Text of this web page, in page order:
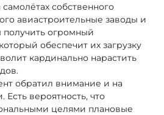
собственного
авиастроительные заводы и
огромный
обеспечит их загрузку
кардинально нарастить
обратил внимание и на
вероятность, что
целями плановые